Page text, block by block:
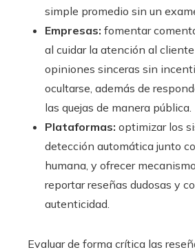
simple promedio sin un
Empresas: fomentar
al cuidar la atención al
opiniones sinceras sin
ocultarse, además de
las quejas de manera pública.
Plataformas: optimizar los
detección automática junto
humana, y ofrecer
reportar reseñas dudosas y
autenticidad.
Evaluar de forma crítica las